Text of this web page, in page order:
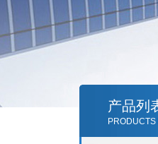
产品列
PRODUCTS